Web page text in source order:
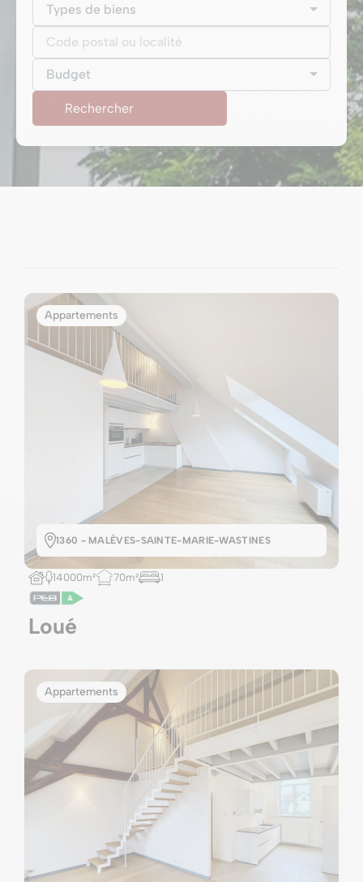
Types de biens
Budget
Appartements
1360 - MALÈVES-SAINTE-MARIE-WASTINES
14000m² 70m² 1
Loué
Appartements